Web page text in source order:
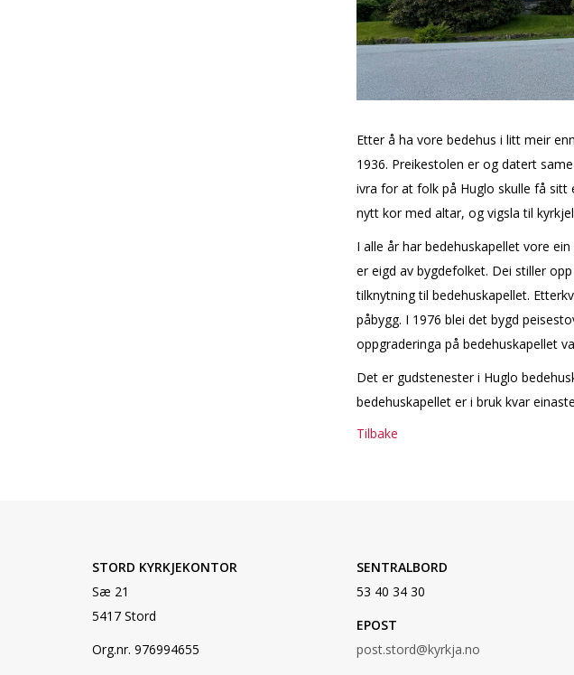
Etter å ha vore bedehus i litt meir
1936. Preikestolen er og datert
ivra for at folk på Huglo skulle få sitt
nytt kor med altar, og vigsla til
I alle år har bedehuskapellet vore
er eigd av bygdefolket. Dei stiller
tilknytning til bedehuskapellet.
påbygg. I 1976 blei det bygd
oppgraderinga på bedehuskapellet
Det er gudstenester i Huglo
bedehuskapellet er i bruk kvar
Tilbake
STORD KYRKJEKONTOR
Sæ 21
5417 Stord
Org.nr. 976994655
SENTRALBORD
53 40 34 30
EPOST
post.stord@kyrkja.no